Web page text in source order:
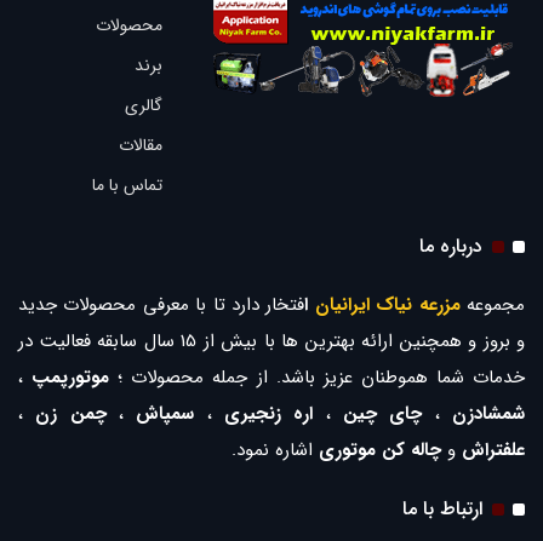
محصولات
برند
گالری
مقالات
تماس با ما
درباره ما
مجموعهمزرعه نیاک ایرانیان افتخار دارد تا با معرفی محصولات جدید
و بروز و همچنین ارائه بهترین ها با بیش از 15 سال سابقه فعالیت در
خدمات شما هموطنان عزیز باشد. از جمله محصولات ؛ موتورپمپ ،
شمشادزن ،چای چین ، اره زنجیری ، سمپاش ،چمن زن ،
علفتراش وچاله کن موتوری اشاره نمود.
ارتباط با ما